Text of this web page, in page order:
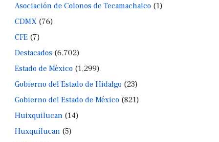
Asociación de Colonos de Tecamachalco (1)
CDMX (76)
CFE (7)
Destacados (6,702)
Estado de México (1,299)
Gobierno del Estado de Hidalgo (23)
Gobierno del Estado de México (821)
Huixquilucan (14)
Huxquilucan (5)